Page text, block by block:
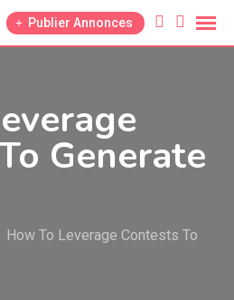
Publier Annonces
Generate
How To Leverage Contests To